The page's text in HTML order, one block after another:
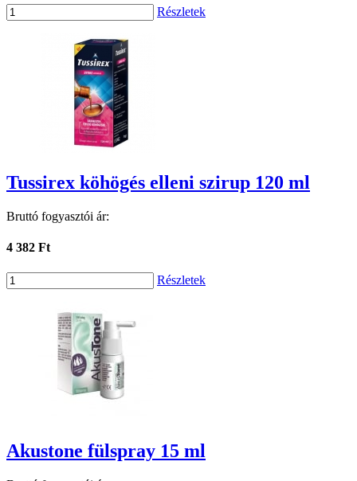
Részletek
Tussirex köhögés elleni szirup 120 ml
Bruttó fogyasztói ár:
4 382 Ft
Részletek
Akustone fülspray 15 ml